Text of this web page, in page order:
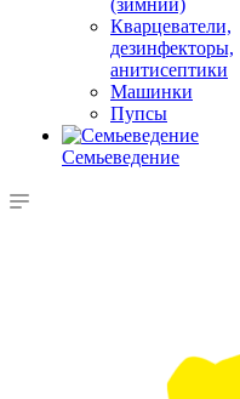
(зимний)
Кварцеватели,
дезинфекторы,
анитисептики
Машинки
Пупсы
Семьеведение